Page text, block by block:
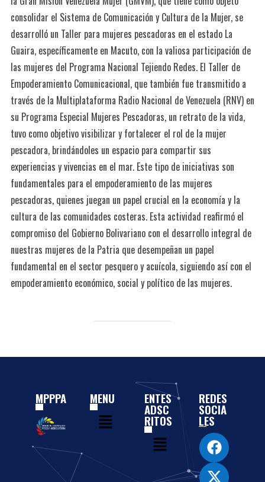
consolidar el Sistema de Comunicación y Cultura de la Mujer, se
desarrolló un Taller para mujeres pescadoras en el estado La
Guaira, específicamente en Macuto, con la valiosa participación de
las mujeres del Programa Nacional Tejiendo Redes. El Taller de
Empoderamiento Comunicacional, que también fue transmitido a
través de la Multiplataforma Radio Nacional de Venezuela (RNV) en
su Programa Especial Mujeres Pescadoras, un retrato de la vida,
tuvo como objetivo visibilizar y fortalecer el rol de la mujer
pescadora, brindándoles un espacio para compartir sus
experiencias y vivencias en el mar. Este tipo de iniciativas son
fundamentales para el empoderamiento de las mujeres
pescadoras, quienes juegan un papel crucial en la economía y la
cultura de las comunidades costeras. Esta actividad reafirmó el
compromiso del Gobierno Bolivariano con el desarrollo integral de
nuestras mujeres de la Patria que desempeñan un papel
fundamental en el sector pesquero y acuícola, siguiendo así con el
empoderamiento económico, social y político de las mujeres.
MPPPA MENU ENTES
ADSC
RITOS
REDES
SOCIA
LES